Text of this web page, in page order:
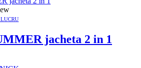
jacheta 2 in 1